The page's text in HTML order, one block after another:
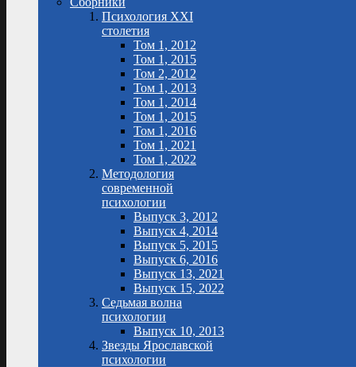
Психология XXI
столетия
Том 1, 2012
Том 1, 2015
Том 2, 2012
Том 1, 2013
Том 1, 2014
Том 1, 2015
Том 1, 2016
Том 1, 2021
Том 1, 2022
Методология
современной
психологии
Выпуск 3, 2012
Выпуск 4, 2014
Выпуск 5, 2015
Выпуск 6, 2016
Выпуск 13, 2021
Выпуск 15, 2022
Седьмая волна
психологии
Выпуск 10, 2013
Звезды Ярославской
психологии